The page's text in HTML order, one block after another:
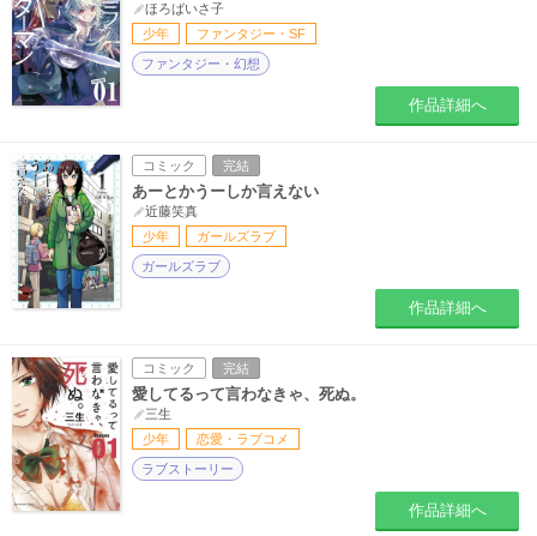
ほろばいさ子
少年
ファンタジー・SF
ファンタジー・幻想
作品詳細へ
コミック 完結
あーとかうーしか言えない
近藤笑真
少年
ガールズラブ
ガールズラブ
作品詳細へ
コミック 完結
愛してるって言わなきゃ、死ぬ。
三生
少年
恋愛・ラブコメ
ラブストーリー
作品詳細へ